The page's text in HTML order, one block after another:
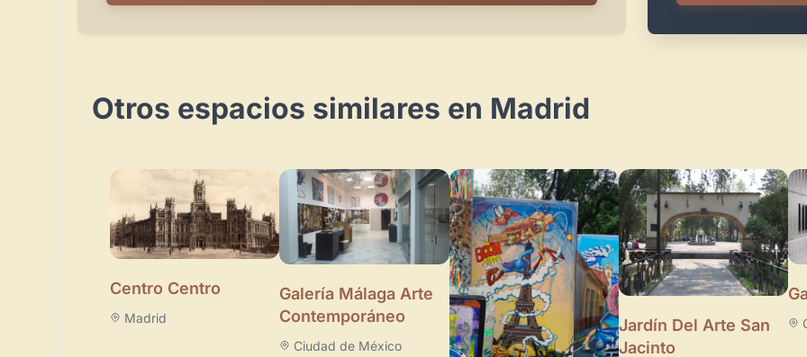
Otros espacios similares en Madrid
Centro Centro
Madrid
Galería Málaga Arte
Contemporáneo
Ciudad de México
Jardín Del Arte San
Jacinto